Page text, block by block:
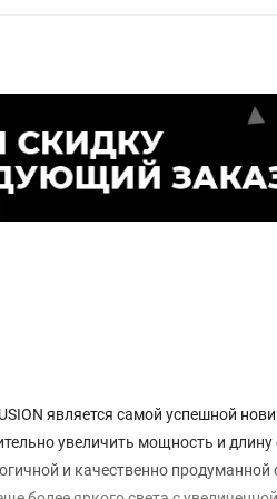
является самой успешной
увеличить мощность и
и качественно